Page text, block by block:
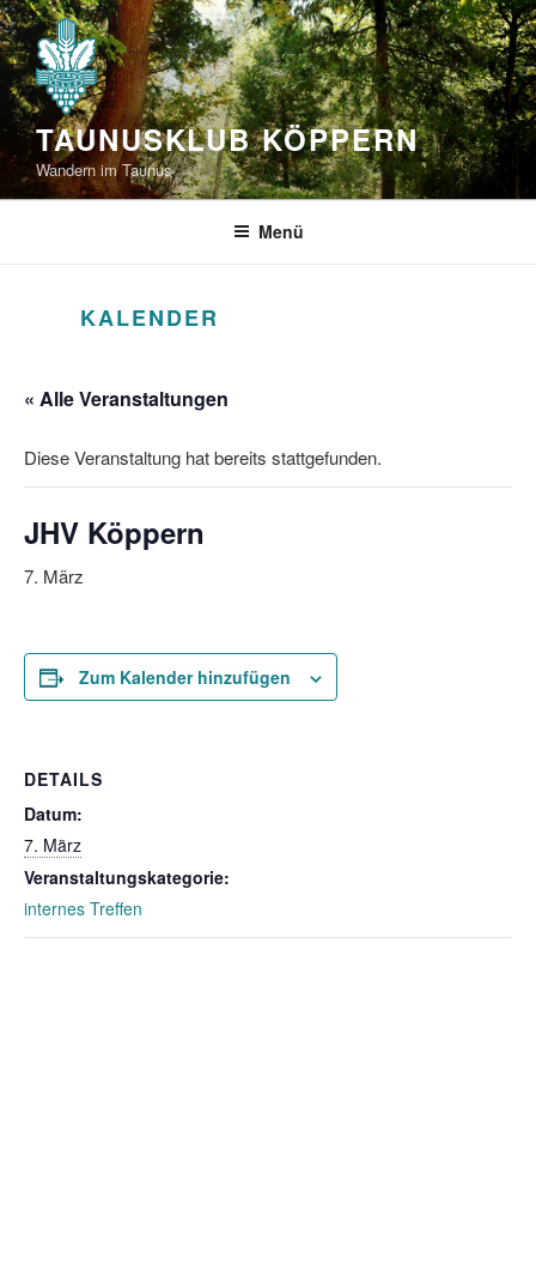
Zum
Inhalt
springen
TAUNUSKLUB KÖPPERN
Wandern im Taunus
Menü
KALENDER
« Alle Veranstaltungen
Diese Veranstaltung hat bereits stattgefunden.
JHV Köppern
7. März
Zum Kalender hinzufügen
DETAILS
Datum:
7. März
Veranstaltungskategorie:
internes Treffen